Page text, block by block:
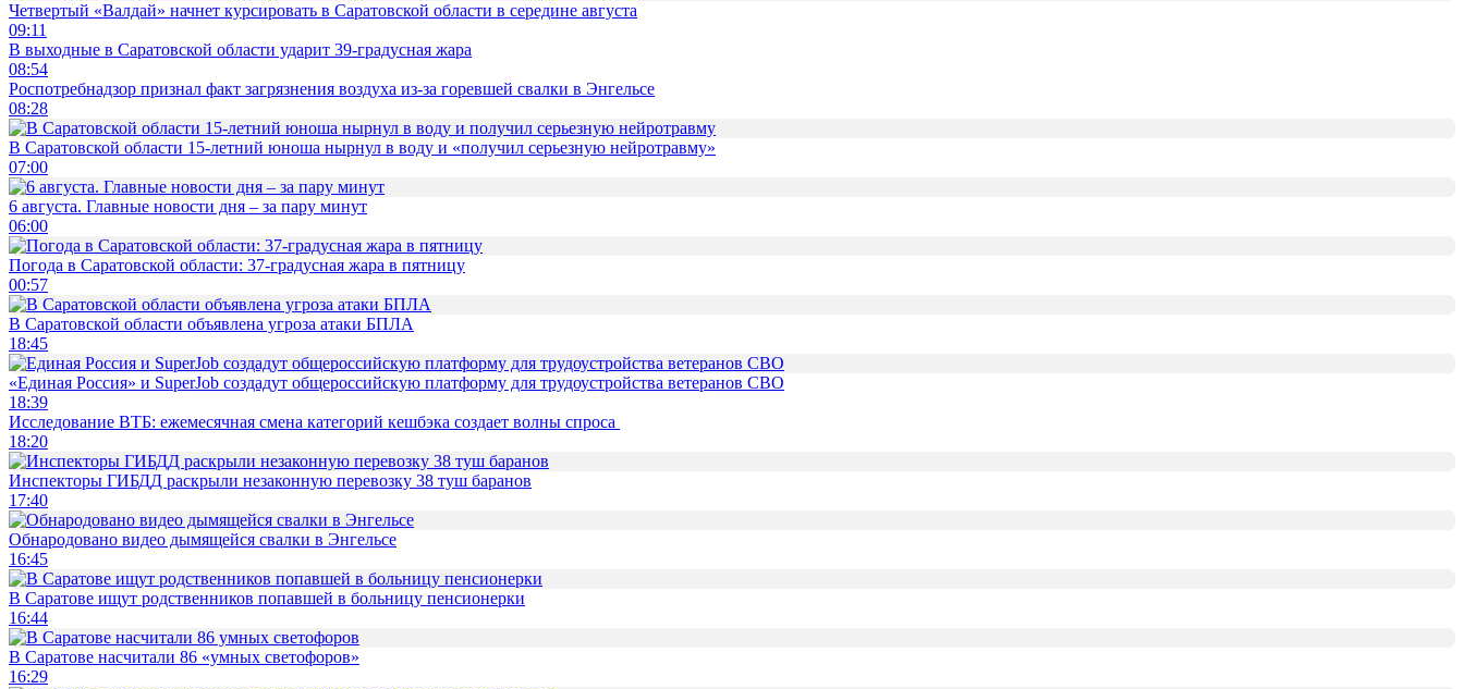
Четвертый «Валдай» начнет курсировать в Саратовской области в середине августа
09:11
В выходные в Саратовской области ударит 39-градусная жара
08:54
Роспотребнадзор признал факт загрязнения воздуха из-за горевшей свалки в Энгельсе
08:28
В Саратовской области 15-летний юноша нырнул в воду и «получил серьезную нейротравму»
07:00
6 августа. Главные новости дня – за пару минут
06:00
Погода в Саратовской области: 37-градусная жара в пятницу
00:57
В Саратовской области объявлена угроза атаки БПЛА
18:45
«Единая Россия» и SuperJob создадут общероссийскую платформу для трудоустройства ветеранов СВО
18:39
Исследование ВТБ: ежемесячная смена категорий кешбэка создает волны спроса
18:20
Инспекторы ГИБДД раскрыли незаконную перевозку 38 туш баранов
17:40
Обнародовано видео дымящейся свалки в Энгельсе
16:45
В Саратове ищут родственников попавшей в больницу пенсионерки
16:44
В Саратове насчитали 86 «умных светофоров»
16:29